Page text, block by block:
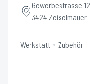
Gewerbestrasse 12
3424 Zeiselmauer
Werkstatt Zubehör